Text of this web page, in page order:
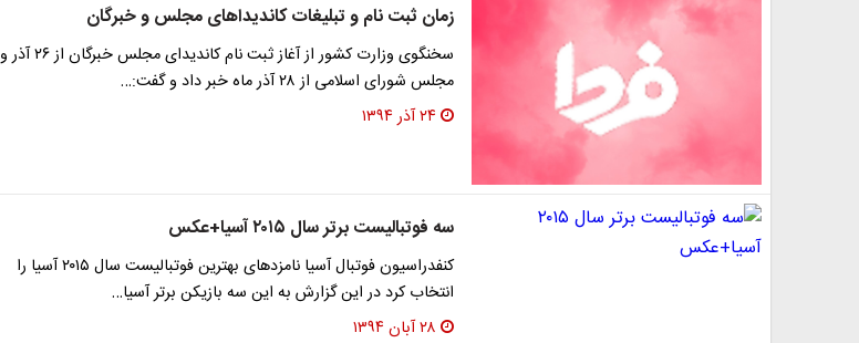
زمان ثبت نام و تبلیغات کاندیداهای مجلس و خبرگان
سخنگوی وزارت کشور از آغاز ثبت نام کاندیدای مجلس خبرگان از ۲۶ آذر و
مجلس شورای اسلامی از ۲۸ آذر ماه خبر داد و گفت:…
۲۴ آذر ۱۳۹۴
سه فوتبالیست برتر سال ۲۰۱۵ آسیا+عکس
کنفدراسیون فوتبال آسیا نامزدهای بهترین فوتبالیست سال ۲۰۱۵ آسیا را
انتخاب کرد در این گزارش به این سه بازیکن برتر آسیا…
۲۸ آبان ۱۳۹۴